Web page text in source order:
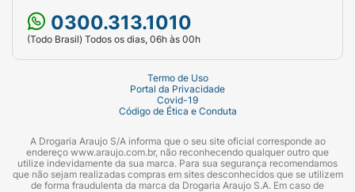
0300.313.1010
(Todo Brasil) Todos os dias, 06h às 00h
Termo de Uso
Portal da Privacidade
Covid-19
Código de Ética e Conduta
A Drogaria Araujo S/A informa que o seu site oficial corresponde ao
endereço www.araujo.com.br, não reconhecendo qualquer outro que
utilize indevidamente da sua marca. Para sua segurança recomendamos
que não sejam realizadas compras em sites desconhecidos que se utilizem
de forma fraudulenta da marca da Drogaria Araujo S.A. Em caso de